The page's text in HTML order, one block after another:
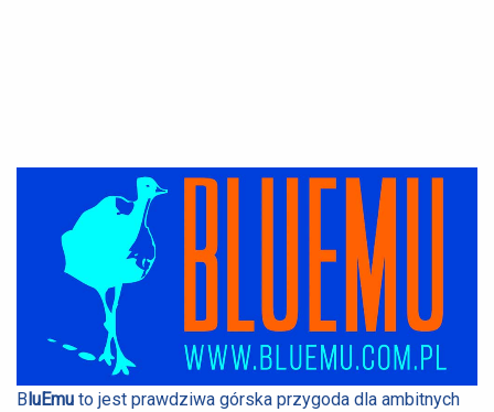
B luEmu to jest prawdziwa górska przygoda dla ambitnych